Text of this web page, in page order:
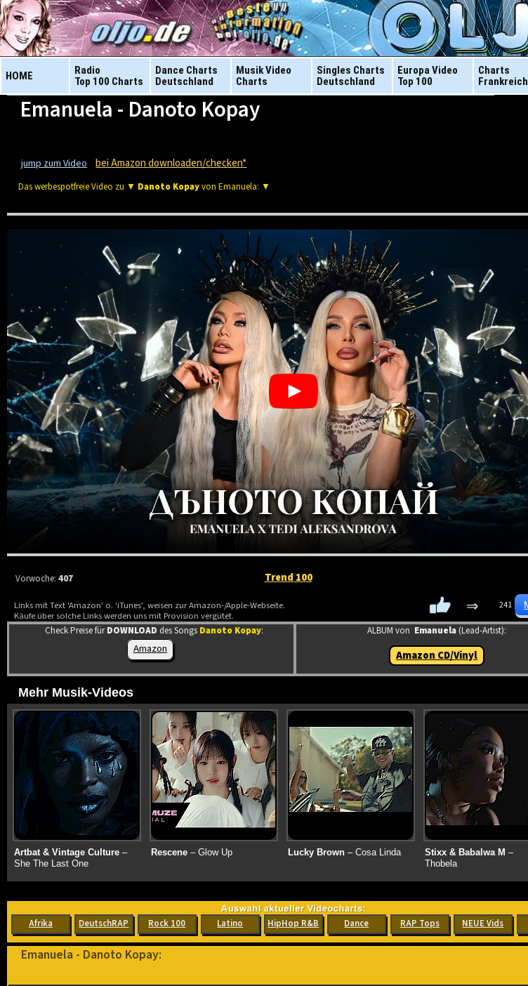
HOME
Radio
Top 100 Charts
Dance Charts
Deutschland
Musik Video
Charts
Singles Charts
Deutschland
Europa Video
Top 100
Charts
Frankreich
Emanuela - Danoto Kopay
jump zum Video bei Amazon downloaden/checken*
Das werbespotfreie Video zu ▼ Danoto Kopayvon Emanuela: ▼
Vorwoche:407 Trend 100
Links mit Text 'Amazon' o. 'iTunes', weisen zur Amazon-/Apple-Webseite.
Käufe über solche Links werden uns mit Provision vergütet.
⇒ 241
Check Preise fürDOWNLOAD des Songs Danoto Kopay:
Amazon
ALBUM von Emanuela (Lead-Artist):
Amazon CD/Vinyl
Mehr Musik-Videos
Artbat & Vintage Culture–
She The Last One
Rescene– Glow Up Lucky Brown– Cosa Linda Stixx & Babalwa M –
Thobela
Afrika DeutschRAP Rock 100 Latino HipHop R&B Dance RAP Tops NEUE Vids
Emanuela - Danoto Kopay: